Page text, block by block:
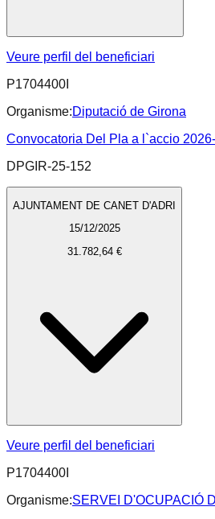
Veure perfil del beneficiari
P1704400I
Organisme:Diputació de Girona
Convocatoria Del Pla a l`accio
DPGIR-25-152
AJUNTAMENT DE CANET D'ADRI
15/12/2025
31.782,64 €
Veure perfil del beneficiari
P1704400I
Organisme:SERVEI D'OCUPACIÓ